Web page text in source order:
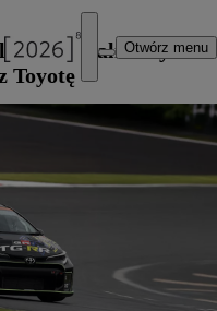
Otwórz menu
spalinowym
Toyotę